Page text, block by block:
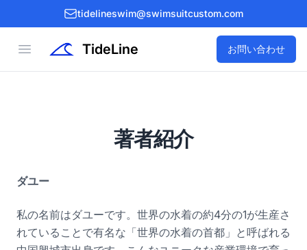
tidelineswim@swimsuitcustom.com
Open menu TideLine お問い合わせ
著者紹介
ダユー
私の名前はダユーです。世界の水着の約4分の1が生産さ
れていることで有名な「世界の水着の首都」と呼ばれる